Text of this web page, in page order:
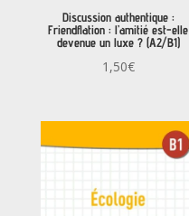
Discussion authentique :
Friendflation : l’amitié est-elle
devenue un luxe ? (A2/B1)
1,50€